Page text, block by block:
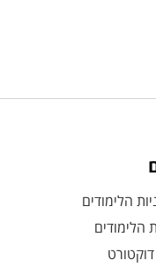
הלימודים
הלימודים